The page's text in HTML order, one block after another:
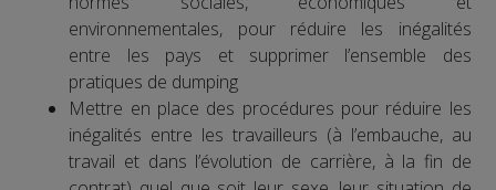
environnementales, pour réduire les inégalités
entre les pays et supprimer l’ensemble des
pratiques de dumping
Mettre en place des procédures pour réduire les
inégalités entre les travailleurs (à l’embauche, au
travail et dans l’évolution de carrière, à la fin de